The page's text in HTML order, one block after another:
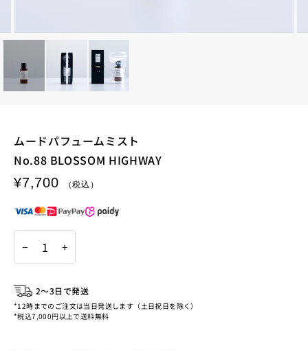
ムードパフュームミスト
No.88 BLOSSOM HIGHWAY
¥7,700
− +
2〜3日で発送
*12時までのご注文は当日発送します（土日祝日を除く）
*税込7,000円以上で送料無料